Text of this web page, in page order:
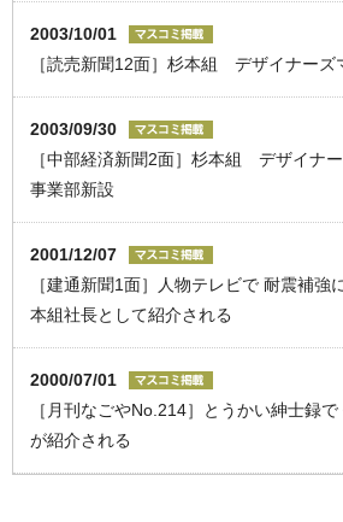
2003/10/01
［読売新聞12面］杉本組 デザイナーズ
2003/09/30
［中部経済新聞2面］杉本組 デザイナ
事業部新設
2001/12/07
［建通新聞1面］人物テレビで 耐震補強
本組社長として紹介される
2000/07/01
［月刊なごやNo.214］とうかい紳士録
が紹介される